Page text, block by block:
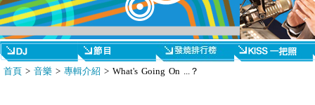
首頁 > 音樂 > 專輯介紹 > What's Going On ...？